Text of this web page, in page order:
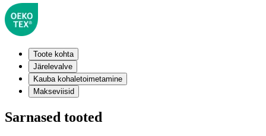
Toote kohta
Järelevalve
Kauba kohaletoimetamine
Makseviisid
Sarnased tooted